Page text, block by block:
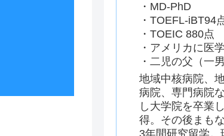
・MD-PhD
・TOEFL-iBT94
・TOEIC 880点
・アメリカに医
・二児の父（一
地域中核病院、
病院、専門病院
し大学院を卒業
得。その後まも
3年間研究留学。